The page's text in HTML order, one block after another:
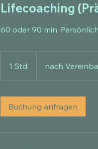
Lifecoaching
60 oder 90 min.
1 Std.
S
nach
Buchung anfragen